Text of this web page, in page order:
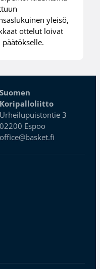
yleisö,
ottelut loivat
Suomen
Koripalloliitto
Urheilupuistontie 3
02200 Espoo
office@basket.fi